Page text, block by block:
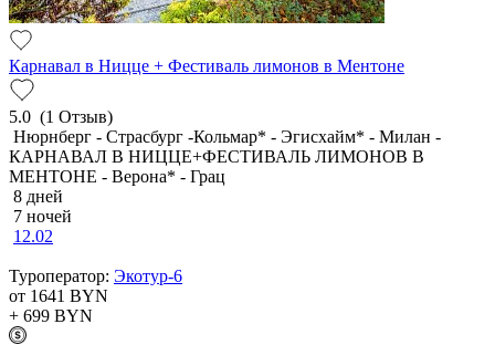
Карнавал в Ницце + Фестиваль лимонов в Ментоне
5.0 (1 Отзыв)
Нюрнберг - Страсбург -Кольмар* - Эгисхайм* - Милан -
КАРНАВАЛ В НИЦЦЕ+ФЕСТИВАЛЬ ЛИМОНОВ В
МЕНТОНЕ - Верона* - Грац
8 дней
7 ночей
12.02
Туроператор: Экотур-6
от 1641 BYN
+ 699 BYN